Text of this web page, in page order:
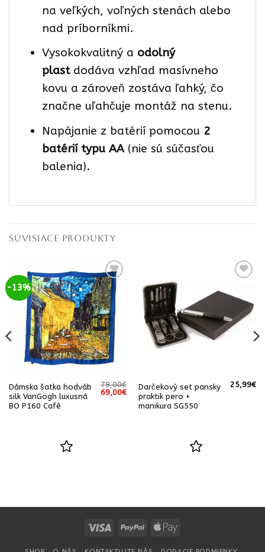
na veľkých, voľných stenách alebo
nad príborníkmi.
Vysokokvalitný a odolný
plastdodáva vzhľad masívneho
kovu a zároveň zostáva ľahký, čo
značne uľahčuje montáž na stenu.
Napájanie z batérií pomocou 2
batérií typu AA(nie sú súčasťou
balenia).
SÚVISIACE PRODUKTY
-13%
Dámska šatka hodváb
silk VanGogh luxusná
BO P160 Café
79,00€
Pôvodná
69,00€Aktuálna
cena
Darčekový set pansky
praktik pero +
manikura SG550
25,99€
Visa PayPal
Apple